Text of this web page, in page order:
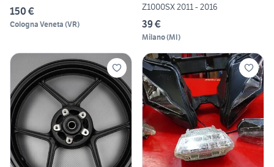
150 €
Cologna Veneta (VR)
Z1000SX 2011 - 2016
39 €
Milano(MI)